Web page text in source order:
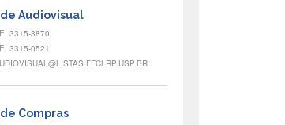
Audiovisual
3315-3870
3315-0521
Compras